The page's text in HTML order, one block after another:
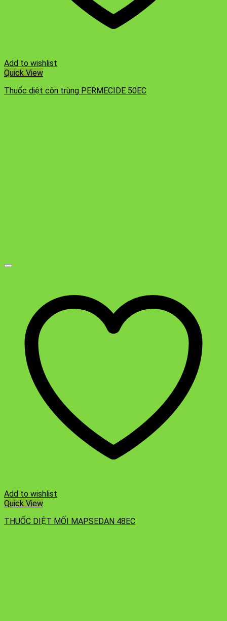
Add to wishlist
Quick View
Thuốc diệt côn trùng PERMECIDE 50EC
Add to wishlist
Quick View
THUỐC DIỆT MỐI MAPSEDAN 48EC